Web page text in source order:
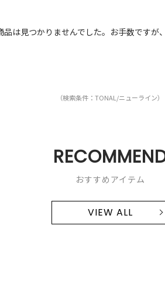
品は見つかりませんでした。お手数ですが
（検索条件：TONAL/ニューライン）
おすすめアイテム
VIEW ALL